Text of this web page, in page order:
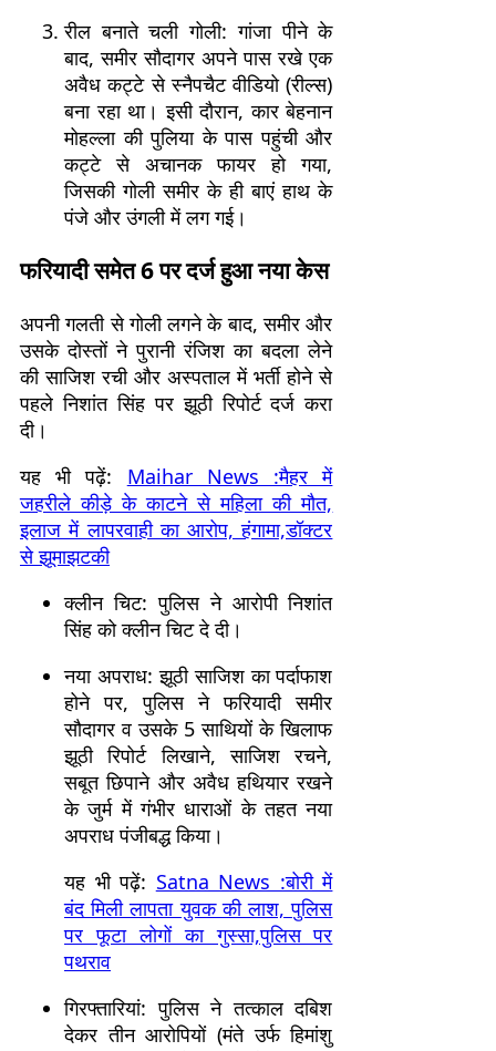
रील बनाते चली गोली: गांजा पीने के
बाद, समीर सौदागर अपने पास रखे एक
अवैध कट्टे से स्नैपचैट वीडियो (रील्स)
बना रहा था। इसी दौरान, कार बेहनान
मोहल्ला की पुलिया के पास पहुंची और
कट्टे से अचानक फायर हो गया,
जिसकी गोली समीर के ही बाएं हाथ के
पंजे और उंगली में लग गई।
फरियादी समेत 6 पर दर्ज हुआ नया केस
अपनी गलती से गोली लगने के बाद, समीर और
उसके दोस्तों ने पुरानी रंजिश का बदला लेने
की साजिश रची और अस्पताल में भर्ती होने से
पहले निशांत सिंह पर झूठी रिपोर्ट दर्ज करा
दी।
यह भी पढ़ें:
Maihar News :मैहर में
जहरीले कीड़े के काटने से महिला की मौत,
इलाज में लापरवाही का आरोप, हंगामा,डॉक्टर
से झूमाझटकी
क्लीन चिट: पुलिस ने आरोपी निशांत
सिंह को क्लीन चिट दे दी।
नया अपराध: झूठी साजिश का पर्दाफाश
होने पर, पुलिस ने फरियादी समीर
सौदागर व उसके 5 साथियों के खिलाफ
झूठी रिपोर्ट लिखाने, साजिश रचने,
सबूत छिपाने और अवैध हथियार रखने
के जुर्म में गंभीर धाराओं के तहत नया
अपराध पंजीबद्ध किया।
यह भी पढ़ें: Satna News :बोरी में
बंद मिली लापता युवक की लाश, पुलिस
पर फूटा लोगों का गुस्सा,पुलिस पर
पथराव
गिरफ्तारियां: पुलिस ने तत्काल दबिश
देकर तीन आरोपियों (मंते उर्फ हिमांशु